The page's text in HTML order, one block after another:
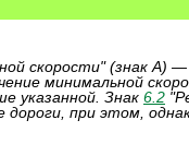
скорости" (знак А)
минимальной
указанной. Знак 6.2
при этом,